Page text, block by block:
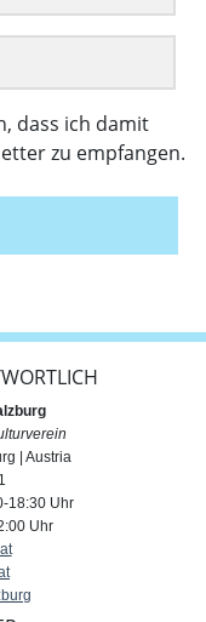
dass ich damit
zu empfangen.
| Austria
18:30 Uhr
Uhr